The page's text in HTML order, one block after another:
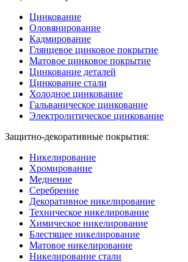
Цинкование
Оловянирование
Кадмирование
Глянцевое цинковое покрытие
Матовое цинковое покрытие
Цинкование деталей
Цинкование стали
Холодное цинкование
Гальваническое цинкование
Электролитическое цинкование
Защитно-декоративные покрытия:
Никелирование
Хромирование
Меднение
Серебрение
Декоративное никелирование
Техническое никелирование
Химическое никелирование
Блестящее никелирование
Матовое никелирование
Никелирование стали